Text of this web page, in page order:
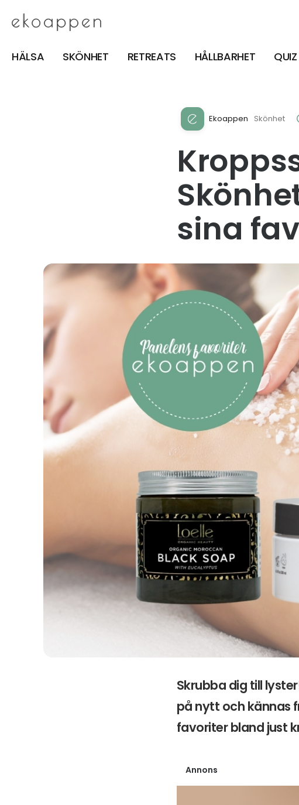
HÄLSA SKÖNHET RETREATS HÅLLBARHET QUIZ
Ekoappen Skönhet
sina
Skrubba dig till
på nytt och kännas
favoriter bland just
Annons